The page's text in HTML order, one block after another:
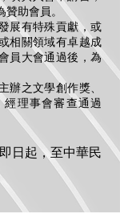
贊助會員。
展有特殊貢獻，或
相關領域有卓越成
員大會通過後，為
辦之文學創作獎、
理事會審查通過
日起，至中華民